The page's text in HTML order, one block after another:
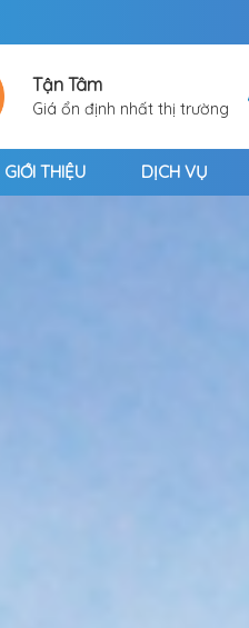
Tận Tâm
Giá ổn định nhất thị trường
GIỚI THIỆU DỊCH VỤ